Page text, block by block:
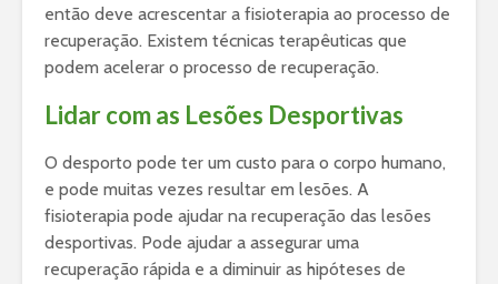
então deve acrescentar a fisioterapia ao processo de
recuperação. Existem técnicas terapêuticas que
podem acelerar o processo de recuperação.
Lidar com as Lesões Desportivas
O desporto pode ter um custo para o corpo humano,
e pode muitas vezes resultar em lesões. A
fisioterapia pode ajudar na recuperação das lesões
desportivas. Pode ajudar a assegurar uma
recuperação rápida e a diminuir as hipóteses de